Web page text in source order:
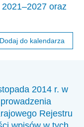
oraz
Dodaj do kalendarza
2014 r. w
Rejestru